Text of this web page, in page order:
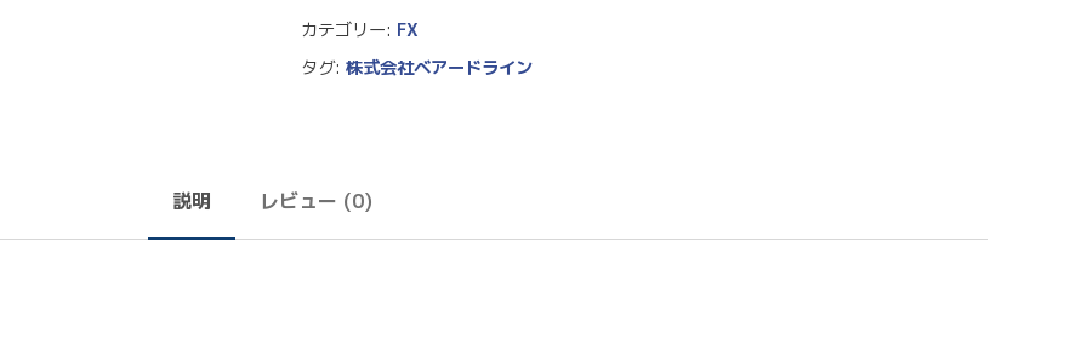
カテゴリー: FX
タグ: 株式会社ベアードライン
説明 レビュー (0)